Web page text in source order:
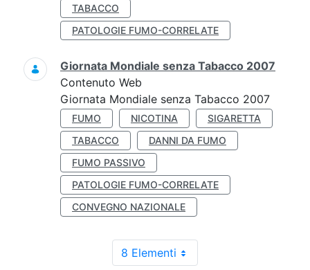
TABACCO
PATOLOGIE FUMO-CORRELATE
Giornata Mondiale senza Tabacco 2007
Contenuto Web
Giornata Mondiale senza Tabacco 2007
FUMO NICOTINA
SIGARETTA
TABACCO
DANNI DA FUMO
FUMO PASSIVO
PATOLOGIE FUMO-CORRELATE
CONVEGNO NAZIONALE
8 Elementi